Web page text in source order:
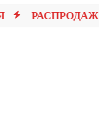
РАСПРОДАЖА